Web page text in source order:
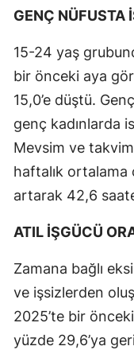
GENÇ NÜFUSTA
15-24 yaş
bir önceki aya
15,0’e düştü.
genç kadınlarda
Mevsim ve takvim
haftalık ortalama
artarak 42,6
ATIL İŞGÜCÜ
Zamana bağlı
ve işsizlerden
2025’te bir
yüzde 29,6’ya